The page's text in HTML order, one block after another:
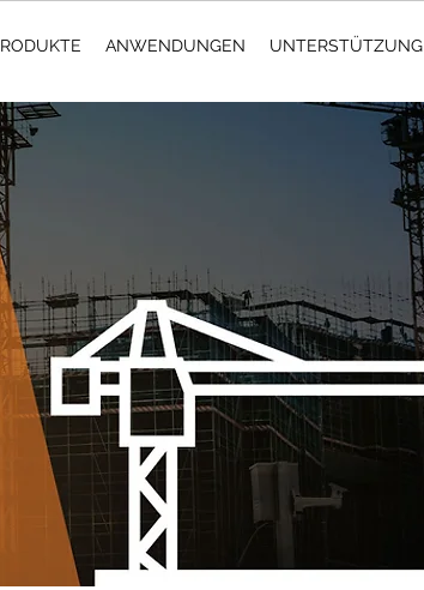
ANWENDUNGEN UNTERSTÜTZUNG